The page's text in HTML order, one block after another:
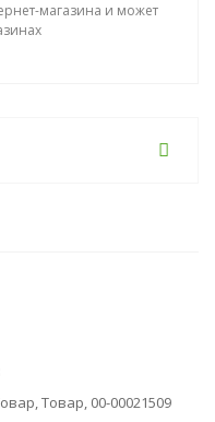
магазина и может
Товар, 00-00021509